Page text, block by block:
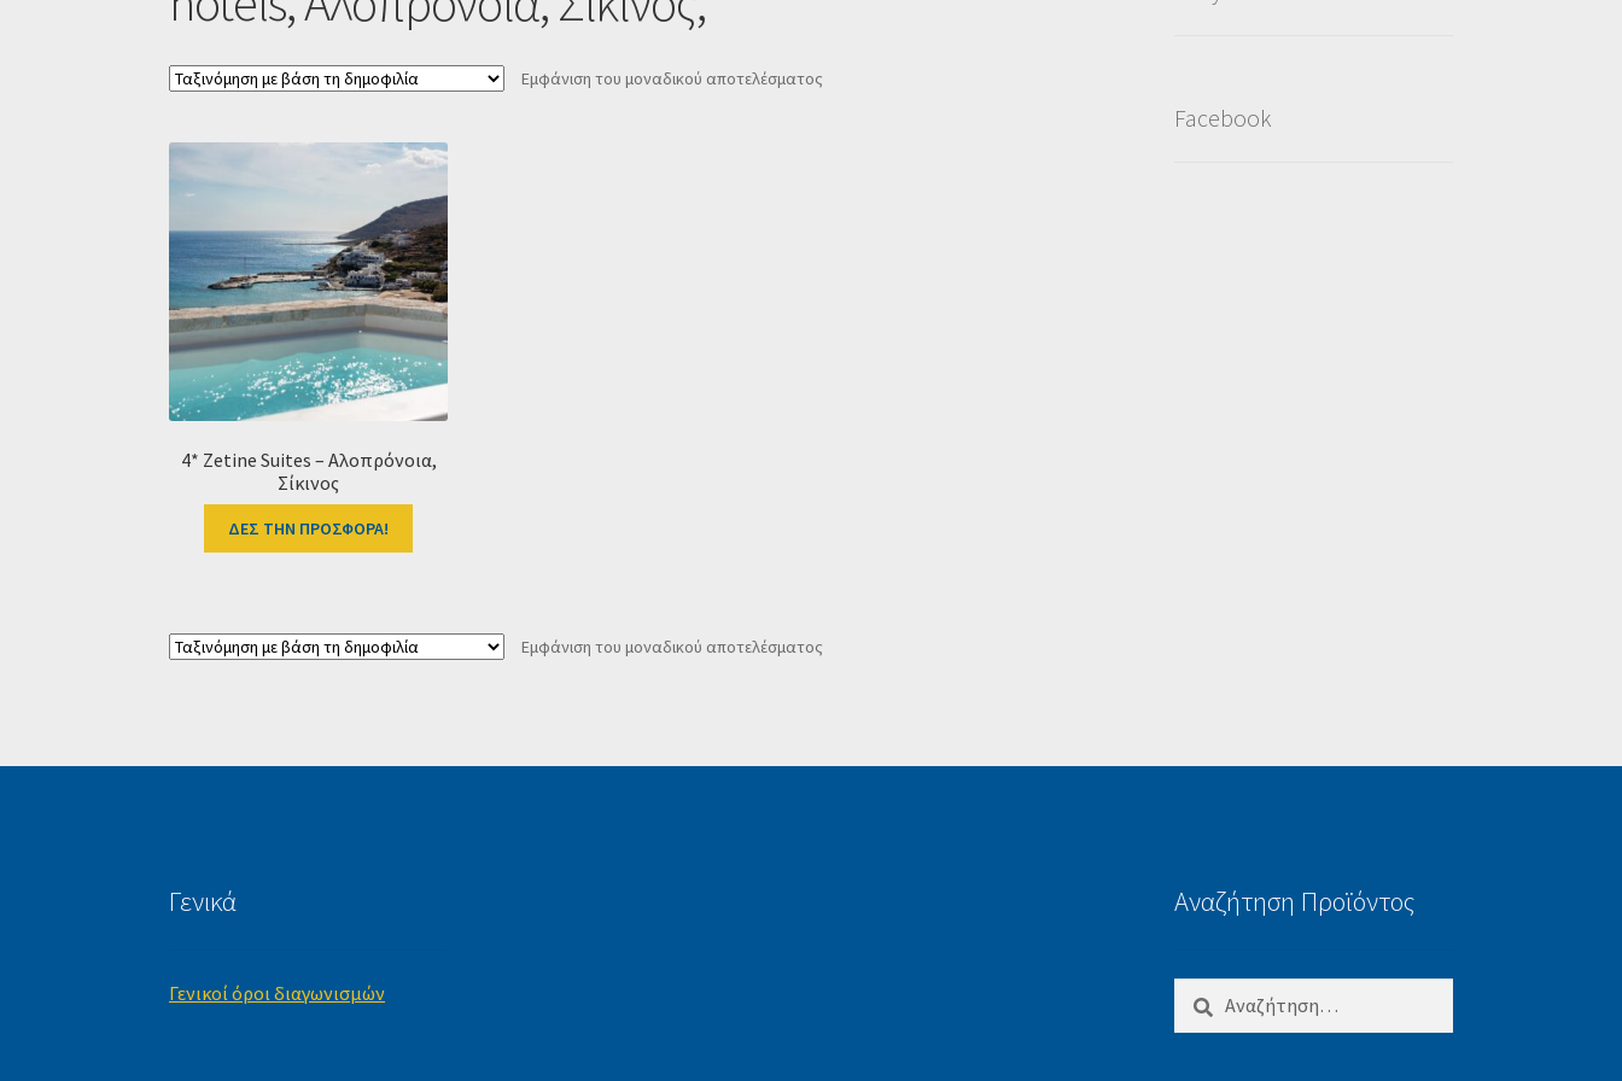
Εμφάνιση του μοναδικού αποτελέσματος
4* Zetine Suites – Αλοπρόνοια,
Σίκινος
ΔΕΣ ΤΗΝ ΠΡΟΣΦΟΡΑ!
Εμφάνιση του μοναδικού αποτελέσματος
Facebook
Γενικά
Γενικοί όροι διαγωνισμών
Αναζήτηση Προϊόντος
για: